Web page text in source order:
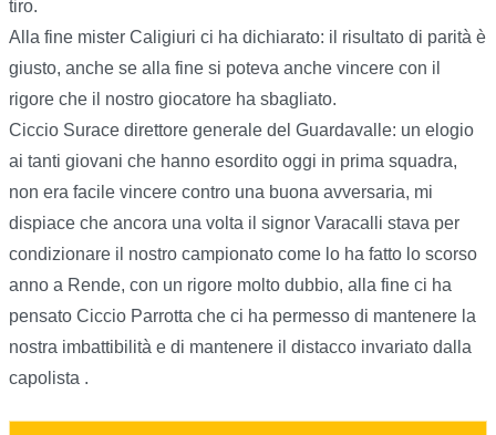
tiro.
Alla fine mister Caligiuri ci ha dichiarato: il risultato di parità è
giusto, anche se alla fine si poteva anche vincere con il
rigore che il nostro giocatore ha sbagliato.
Ciccio Surace direttore generale del Guardavalle: un elogio
ai tanti giovani che hanno esordito oggi in prima squadra,
non era facile vincere contro una buona avversaria, mi
dispiace che ancora una volta il signor Varacalli stava per
condizionare il nostro campionato come lo ha fatto lo scorso
anno a Rende, con un rigore molto dubbio, alla fine ci ha
pensato Ciccio Parrotta che ci ha permesso di mantenere la
nostra imbattibilità e di mantenere il distacco invariato dalla
capolista .